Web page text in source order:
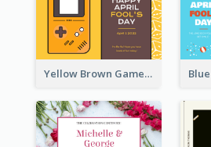
Yellow Brown Games Illustration April Fools Day Postcard